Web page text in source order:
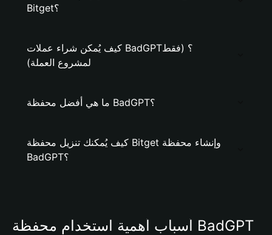
Bitget؟
كيف يُمكن شراء عملات BadGPT؟ (فقط
لمشروع العملة)
ما هي أفضل محفظة BadGPT؟
كيف يُمكنك تنزيل محفظة Bitget وإنشاء محفظة
BadGPT؟
أسباب أهمية استخدام محفظة BadGPT